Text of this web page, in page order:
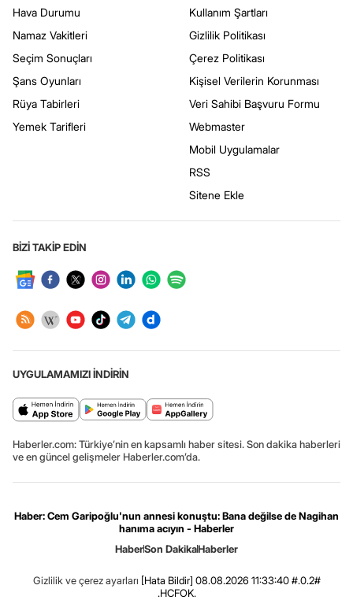
Hava Durumu
Namaz Vakitleri
Seçim Sonuçları
Şans Oyunları
Rüya Tabirleri
Yemek Tarifleri
Kullanım Şartları
Gizlilik Politikası
Çerez Politikası
Kişisel Verilerin Korunması
Veri Sahibi Başvuru Formu
Webmaster
Mobil Uygulamalar
RSS
Sitene Ekle
BİZİ TAKİP EDİN
UYGULAMAMIZI İNDİRİN
Haberler.com: Türkiye’nin en kapsamlı haber sitesi. Son dakika haberleri
ve en güncel gelişmeler Haberler.com’da.
Haber: Cem Garipoğlu'nun annesi konuştu: Bana değilse de Nagihan
hanıma acıyın - Haberler
HaberSon DakikaHaberler
Gizlilik ve çerez ayarları [Hata Bildir] 08.08.2026 11:33:40 #.0.2#
.HCFOK.